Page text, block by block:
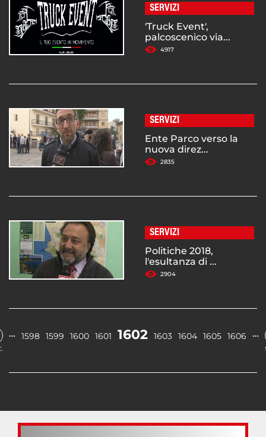
SERVIZI
'Truck Event',
palcoscenico via...
4917
SERVIZI
Ente Parco verso la
nuova direz...
2835
SERVIZI
Politiche 2018,
l'esultanza di ...
2904
… 1598 1599 1600 1601 1602 1603 1604 1605 1606 …